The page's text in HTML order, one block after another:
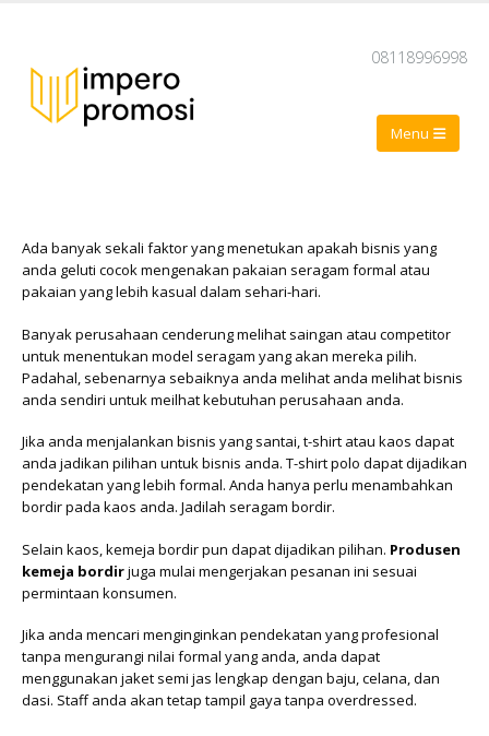
08118996998
Ada banyak sekali faktor yang menetukan apakah bisnis yang
anda geluti cocok mengenakan pakaian seragam formal atau
pakaian yang lebih kasual dalam sehari-hari.
Banyak perusahaan cenderung melihat saingan atau competitor
untuk menentukan model seragam yang akan mereka pilih.
Padahal, sebenarnya sebaiknya anda melihat anda melihat bisnis
anda sendiri untuk meilhat kebutuhan perusahaan anda.
Jika anda menjalankan bisnis yang santai, t-shirt atau kaos dapat
anda jadikan pilihan untuk bisnis anda. T-shirt polo dapat dijadikan
pendekatan yang lebih formal. Anda hanya perlu menambahkan
bordir pada kaos anda. Jadilah seragam bordir.
Selain kaos, kemeja bordir pun dapat dijadikan pilihan. Produsen
kemeja bordirjuga mulai mengerjakan pesanan ini sesuai
permintaan konsumen.
Jika anda mencari menginginkan pendekatan yang profesional
tanpa mengurangi nilai formal yang anda, anda dapat
menggunakan jaket semi jas lengkap dengan baju, celana, dan
dasi. Staff anda akan tetap tampil gaya tanpa overdressed.